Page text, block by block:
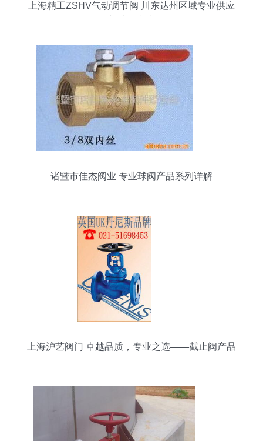
上海精工ZSHV气动调节阀 川东达州区域专业供应
诸暨市佳杰阀业 专业球阀产品系列详解
上海沪艺阀门 卓越品质，专业之选——截止阀产品